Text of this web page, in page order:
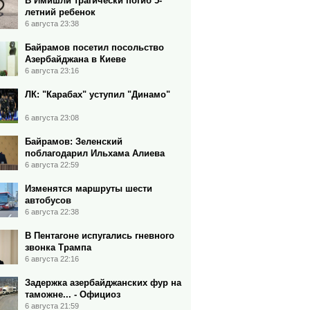
летний ребенок
6 августа 23:38
Байрамов посетил посольство
Азербайджана в Киеве
6 августа 23:16
ЛК: "Карабах" уступил "Динамо"
6 августа 23:08
Байрамов: Зеленский
поблагодарил Ильхама Алиева
6 августа 22:59
Изменятся маршруты шести
автобусов
6 августа 22:38
В Пентагоне испугались гневного
звонка Трампа
6 августа 22:16
Задержка азербайджанских фур на
таможне... - Официоз
6 августа 21:59